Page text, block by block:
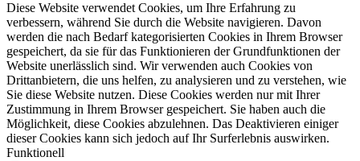
Diese Website verwendet Cookies, um Ihre Erfahrung zu
verbessern, während Sie durch die Website navigieren. Davon
werden die nach Bedarf kategorisierten Cookies in Ihrem Browser
gespeichert, da sie für das Funktionieren der Grundfunktionen der
Website unerlässlich sind. Wir verwenden auch Cookies von
Drittanbietern, die uns helfen, zu analysieren und zu verstehen, wie
Sie diese Website nutzen. Diese Cookies werden nur mit Ihrer
Zustimmung in Ihrem Browser gespeichert. Sie haben auch die
Möglichkeit, diese Cookies abzulehnen. Das Deaktivieren einiger
dieser Cookies kann sich jedoch auf Ihr Surferlebnis auswirken.
Funktionell